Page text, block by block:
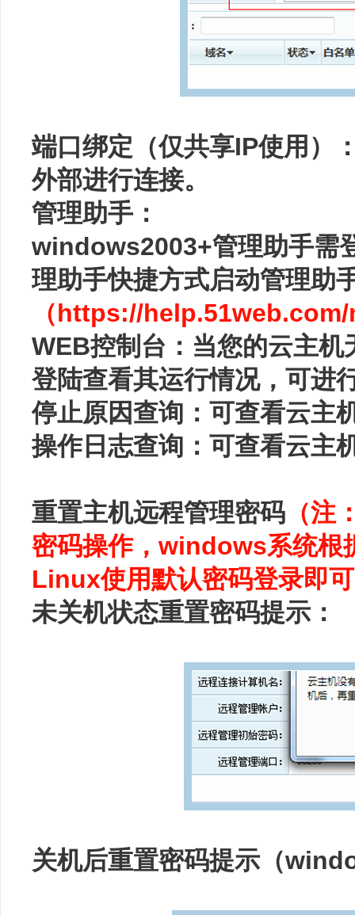
端口绑定（仅共享IP使用）
外部进行连接。
管理助手：
windows2003+管理助手需
理助手快捷方式启动管理助
（https://
WEB控制台：当您的云主
登陆查看其运行情况，可进
停止原因查询：可查看云主
操作日志查询：可查看云主
重置主机远程管理密码 （注
密码操作，windows系统根
Linux使用默认密码登录即
未关机状态重置密码提示：
关机后重置密码提示（